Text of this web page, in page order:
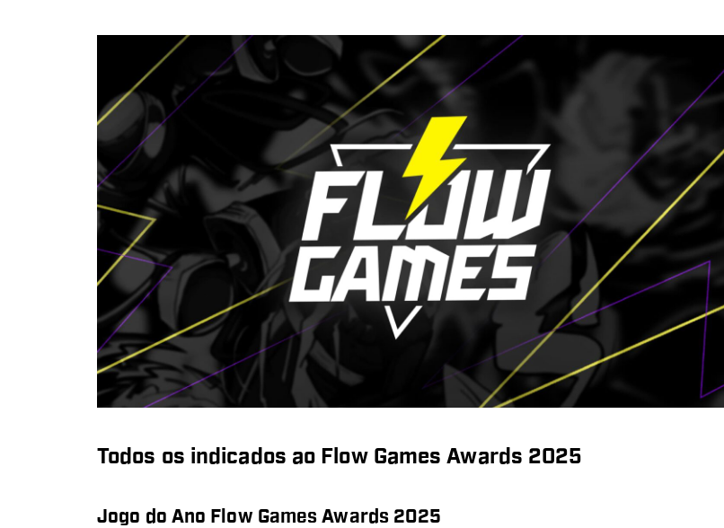
Todos os indicados ao Flow Games Awards 2025
Jogo do Ano Flow Games Awards 2025